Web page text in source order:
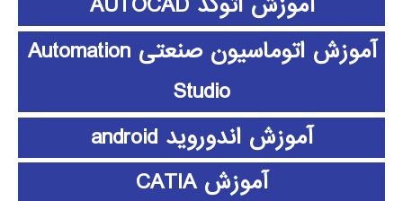
آموزش اتوماسیون صنعتی Automation
Studio
آموزش اندوروید android
آموزش CATIA